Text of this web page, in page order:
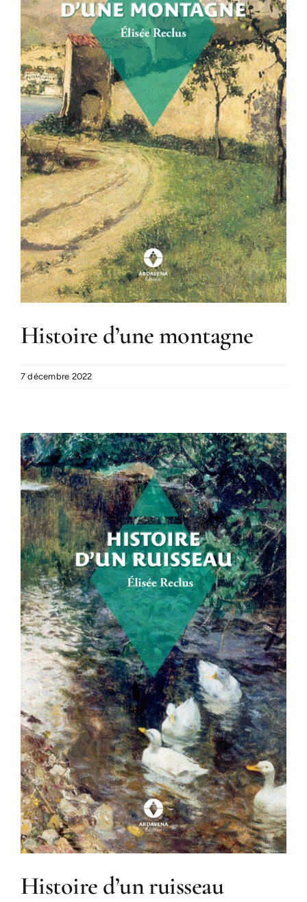
Histoire d’une montagne
7 décembre 2022
Histoire d’un ruisseau